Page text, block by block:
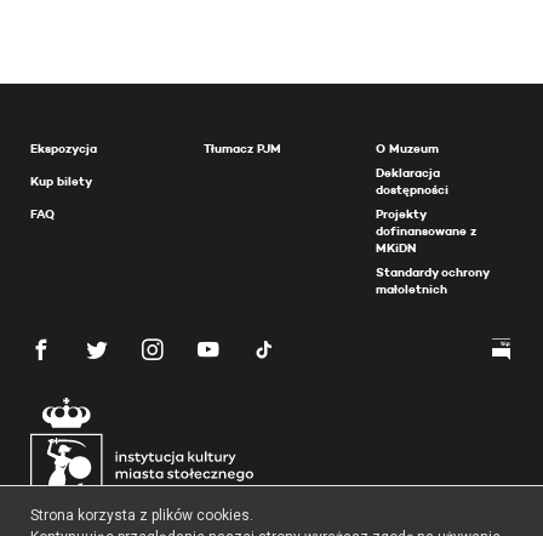
Ekspozycja
Kup bilety
FAQ
Tłumacz PJM
O Muzeum
Deklaracja
dostępności
Projekty
dofinansowane z
MKiDN
Standardy ochrony
małoletnich
Strona korzysta z plików cookies.